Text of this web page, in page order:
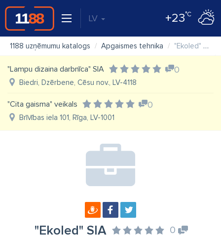
LV +23°C
1188 uzņēmumu katalogs Apgaismes tehnika "Ekoled" SIA
"Lampu dizaina darbnīca" SIA 0
Biedri, Dzērbene, Cēsu nov., LV-4118
"Cita gaisma" veikals 0
Brīvības iela 101, Rīga, LV-1001
"Ekoled" SIA 0